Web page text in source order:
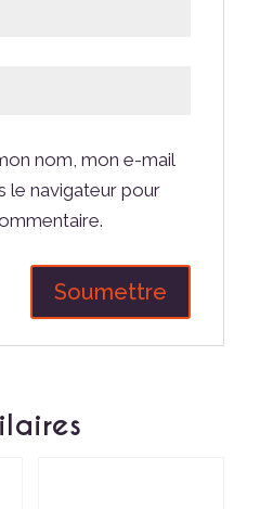
nom, mon e-mail
le navigateur pour